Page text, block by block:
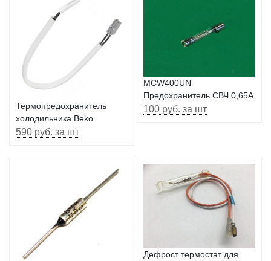
Термопредохранитель
холодильника Beko
590 руб. за шт
MCW400UN
Предохранитель СВЧ 0,65А
100 руб. за шт
Дефрост термостат для